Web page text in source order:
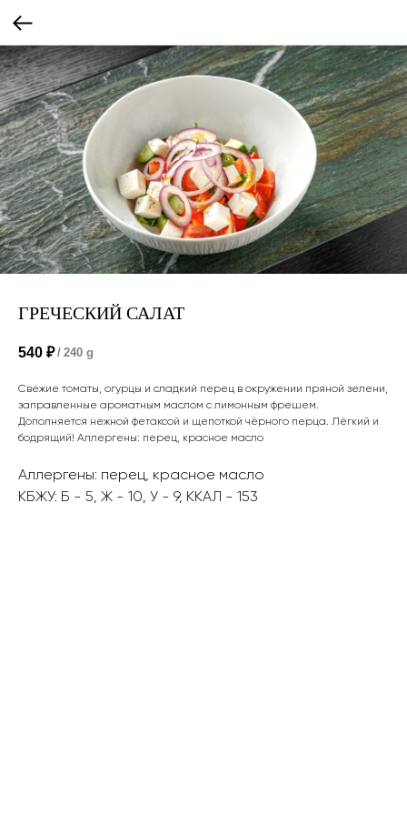
ГРЕЧЕСКИЙ САЛАТ
540 ₽ / 240 g
Свежие томаты, огурцы и сладкий перец в окружении пряной зелени,
заправленные ароматным маслом с лимонным фрешем.
Дополняется нежной фетаксой и щепоткой чёрного перца. Лёгкий и
бодрящий! Аллергены: перец, красное масло
Аллергены: перец, красное масло
КБЖУ: Б - 5, Ж - 10, У - 9, ККАЛ - 153